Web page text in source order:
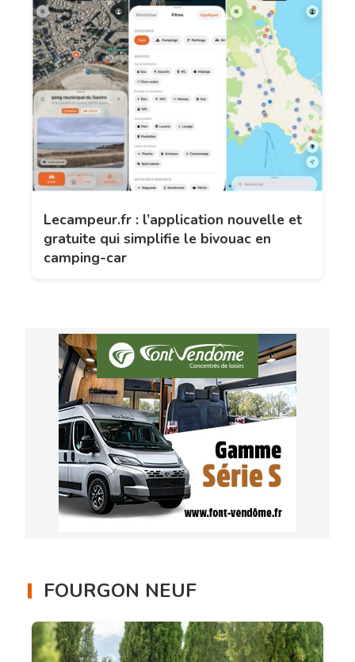
Lecampeur.fr : l’application nouvelle et
gratuite qui simplifie le bivouac en
camping-car
FOURGON NEUF